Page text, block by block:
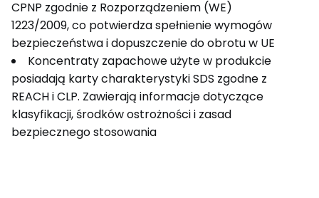
CPNP zgodnie z Rozporządzeniem (WE)
1223/2009, co potwierdza spełnienie wymogów
bezpieczeństwa i dopuszczenie do obrotu w UE
Koncentraty zapachowe użyte w produkcie
posiadają karty charakterystyki SDS zgodne z
REACH i CLP. Zawierają informacje dotyczące
klasyfikacji, środków ostrożności i zasad
bezpiecznego stosowania